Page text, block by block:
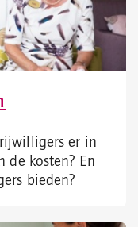
er in
de kosten? En
bieden?